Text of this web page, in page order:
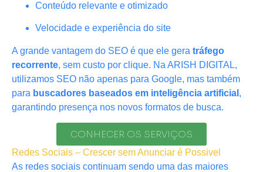
Conteúdo relevante e otimizado
Velocidade e experiência do site
A grande vantagem do SEO é que ele gera tráfego
recorrente, sem custo por clique. Na ARISH DIGITAL,
utilizamos SEO não apenas para Google, mas também
para buscadores baseados em inteligência artificial ,
garantindo presença nos novos formatos de busca.
CONHECER OS SERVIÇOS
Redes Sociais – Crescer sem Anunciar é Possivel
As redes sociais continuam sendo uma das maiores